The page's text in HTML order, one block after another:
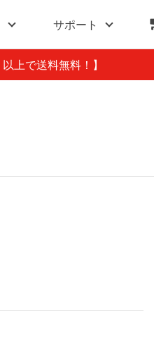
サポート
以上で送料無料！】